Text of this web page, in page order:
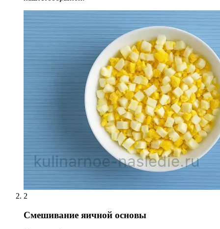
2
Смешивание яичной основы